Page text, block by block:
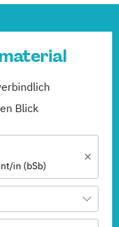
Blick
in (bSb)